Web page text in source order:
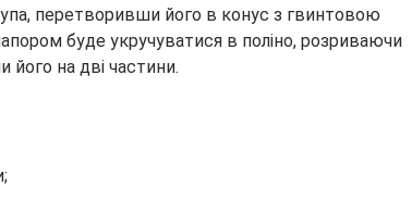
перетворивши його в конус з гвинтовою
буде укручуватися в поліно, розриваючи
його на дві частини.